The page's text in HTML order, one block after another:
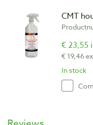
CMT
€ 23,55
€ 19,46
In stock